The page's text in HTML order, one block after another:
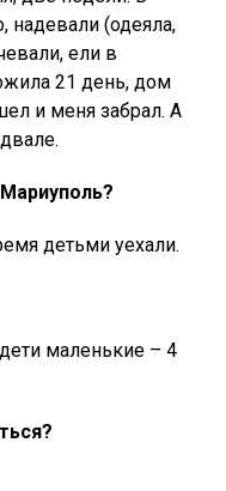
надевали (одеяла,
ели в
21 день, дом
и меня забрал. А
детьми уехали.
маленькие – 4